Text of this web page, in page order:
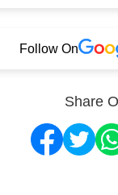
Follow On
Share